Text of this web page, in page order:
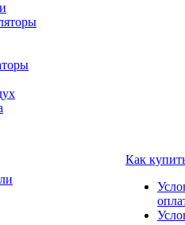
Как